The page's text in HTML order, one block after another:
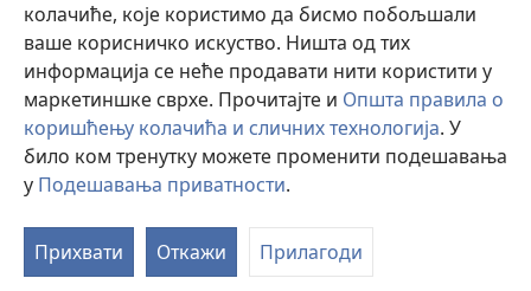
колачиће, које користимо да бисмо побољшали
ваше корисничко искуство. Ништа од тих
информација се неће продавати нити користити у
маркетиншке сврхе. Прочитајте и Општа правила о
коришћењу колачића и сличних технологија. У
било ком тренутку можете променити подешавања
у Подешавања приватности.
Прихвати Откажи Прилагоди
Watchtower Library ®
Copyright© 2026 Watch Tower Bible and Tract Society of Pennsylvania.
ПРАВИЛА КОРИШЋЕЊА|ПРИВАТНОСТ
ПРИВАТНОСТИ